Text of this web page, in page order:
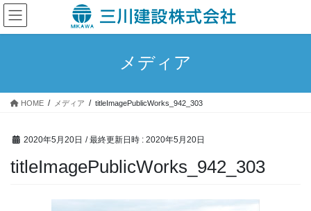
コ
ン
テ
ス
ナ
ビ
ゲ
ン
メディア
HOME メディア titleImagePublicWorks_942_303
2020年5月20日 / 最終更新日時 : 2020年5月20日
titleImagePublicWorks_942_303